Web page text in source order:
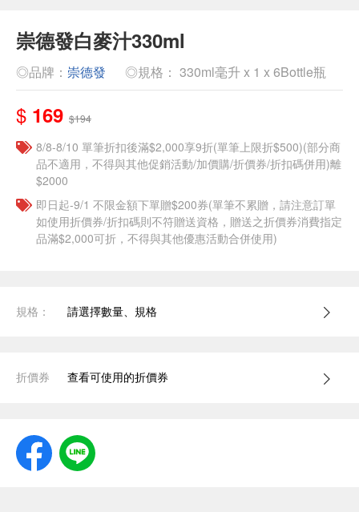
崇德發白麥汁330ml
◎品牌： 崇德發 ◎規格： 330ml毫升 x 1 x 6Bottle瓶
$ 169 $194
8/8-8/10 單筆折扣後滿$2,000享9折(單筆上限折$500)(部分商
品不適用，不得與其他促銷活動/加價購/折價券/折扣碼併用)離
$2000
即日起-9/1 不限金額下單贈$200券(單筆不累贈，請注意訂單
如使用折價券/折扣碼則不符贈送資格，贈送之折價券消費指定
品滿$2,000可折，不得與其他優惠活動合併使用)
規格： 請選擇數量、規格
折價券 查看可使用的折價券